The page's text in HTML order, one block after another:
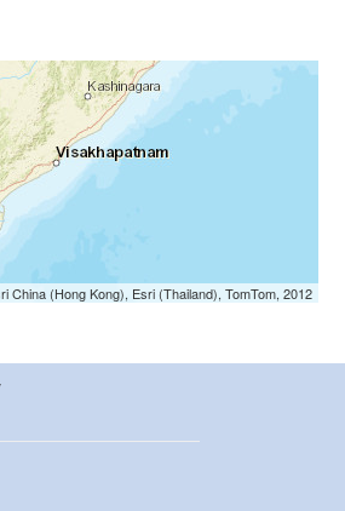
(Hong Kong), Esri (Thailand), TomTom, 2012